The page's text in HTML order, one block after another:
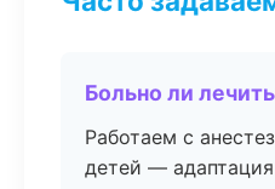
Больно ли
Работаем с
детей — адаптация